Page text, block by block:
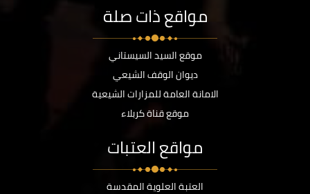
مواقع ذات صلة
موقع السيد السيستاني
ديوان الوقف الشيعي
الامانة العامة للمزارات الشيعية
موقع قناة كربلاء
مواقع العتبات
العتبة العلوية المقدسة